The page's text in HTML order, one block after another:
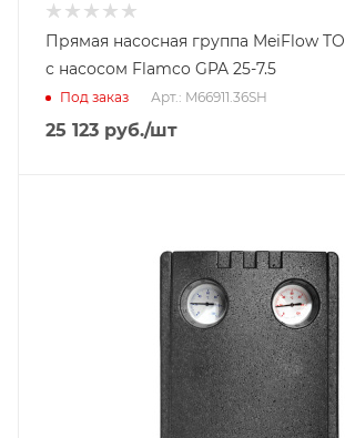
Прямая насосная группа MeiFlow
с насосом Flamco GPA 25-7.5
Под заказ Арт.: M66911.36SH
25 123 руб./шт
Диаметр подключения